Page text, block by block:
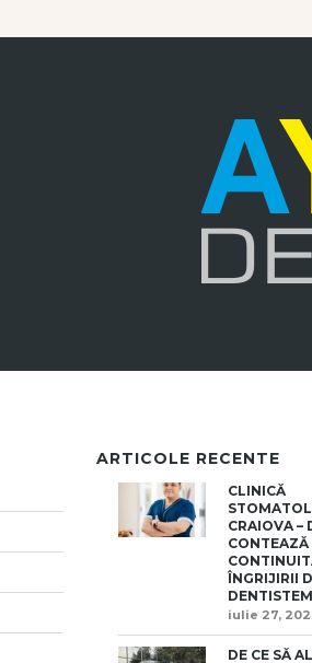
ARTICOLE RECENTE
CLINICĂ
CRAIOVA –
CONTEAZĂ
ÎNGRIJIRII
iulie 27,
DE CE SĂ